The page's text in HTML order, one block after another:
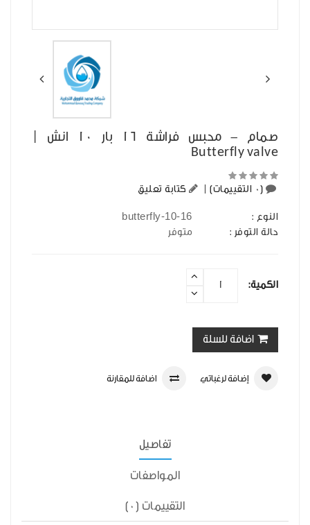
صمام - محبس فراشة 16 بار 10 انش |
Butterfly valve
(0 التقييمات) كتابة تعليق
النوع :
حالة التوفر : متوفر
الكمية:
اضافة للسلة
إضافة لرغباتي اضافة للمقارنة
تفاصيل
المواصفات
التقييمات (0)